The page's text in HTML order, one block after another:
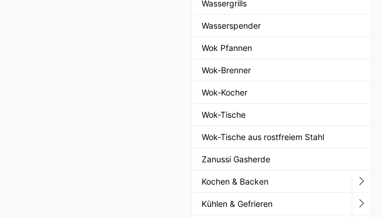
Wassergrills
Wasserspender
Wok Pfannen
Wok-Brenner
Wok-Kocher
Wok-Tische
Wok-Tische aus rostfreiem Stahl
Zanussi Gasherde
Kochen & Backen
Kühlen & Gefrieren